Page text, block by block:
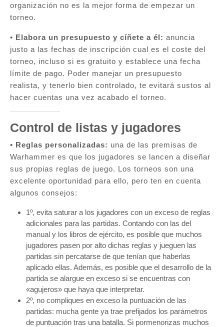
organización no es la mejor forma de empezar un
torneo.
• Elabora un presupuesto y cíñete a él: anuncia
justo a las fechas de inscripción cual es el coste del
torneo, incluso si es gratuito y establece una fecha
límite de pago. Poder manejar un presupuesto
realista, y tenerlo bien controlado, te evitará sustos al
hacer cuentas una vez acabado el torneo.
Control de listas y jugadores
• Reglas personalizadas: una de las premisas de
Warhammer es que los jugadores se lancen a diseñar
sus propias reglas de juego. Los torneos son una
excelente oportunidad para ello, pero ten en cuenta
algunos consejos:
1º, evita saturar a los jugadores con un exceso de reglas
adicionales para las partidas. Contando con las del
manual y los libros de ejército, es posible que muchos
jugadores pasen por alto dichas reglas y jueguen las
partidas sin percatarse de que tenían que haberlas
aplicado ellas. Además, es posible que el desarrollo de la
partida se alargue en exceso si se encuentras con
«agujeros» que haya que interpretar.
2º, no compliques en exceso la puntuación de las
partidas: mucha gente ya trae prefijados los parámetros
de puntuación tras una batalla. Si pormenorizas muchos